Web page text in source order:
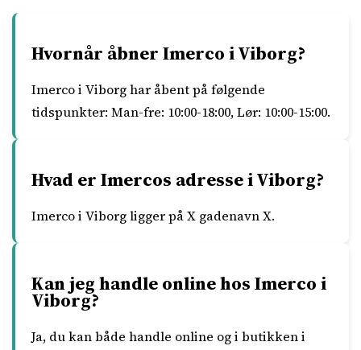
Hvornår åbner Imerco i Viborg?
Imerco i Viborg har åbent på følgende
tidspunkter: Man-fre: 10:00-18:00, Lør: 10:00-15:00.
Hvad er Imercos adresse i Viborg?
Imerco i Viborg ligger på X gadenavn X.
Kan jeg handle online hos Imerco i
Viborg?
Ja, du kan både handle online og i butikken i